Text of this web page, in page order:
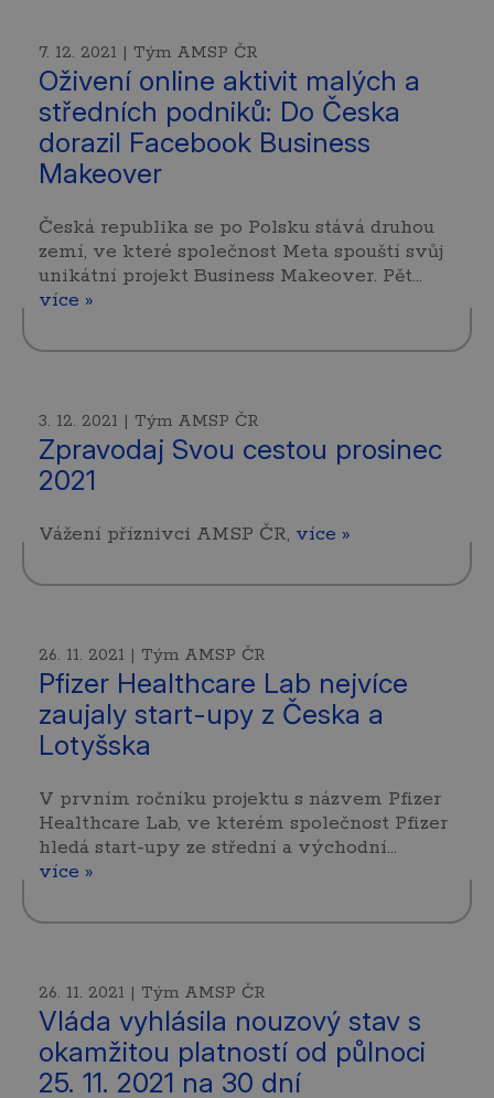
7. 12. 2021 | Tým AMSP ČR
Oživení online aktivit malých a
středních podniků: Do Česka
dorazil Facebook Business
Makeover
Česká republika se po Polsku stává druhou
zemí, ve které společnost Meta spouští svůj
unikátní projekt Business Makeover. Pět…
více »
3. 12. 2021 | Tým AMSP ČR
Zpravodaj Svou cestou prosinec
2021
Vážení příznivci AMSP ČR, více »
26. 11. 2021 | Tým AMSP ČR
Pfizer Healthcare Lab nejvíce
zaujaly start-upy z Česka a
Lotyšska
V prvním ročníku projektu s názvem Pfizer
Healthcare Lab, ve kterém společnost Pfizer
hledá start-upy ze střední a východní…
více »
26. 11. 2021 | Tým AMSP ČR
Vláda vyhlásila nouzový stav s
okamžitou platností od půlnoci
25. 11. 2021 na 30 dní